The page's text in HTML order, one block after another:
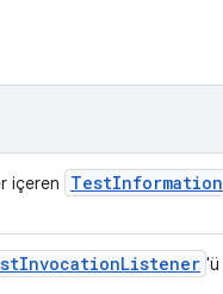
içeren TestInformation
InvocationListener 'ü